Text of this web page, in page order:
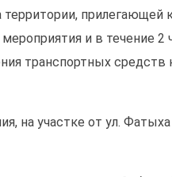
территории, прилегающей
и в течение 2
транспортных средств
на участке от ул.